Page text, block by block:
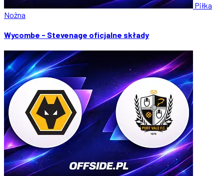
Piłka
Nożna
Wycombe - Stevenage oficjalne składy